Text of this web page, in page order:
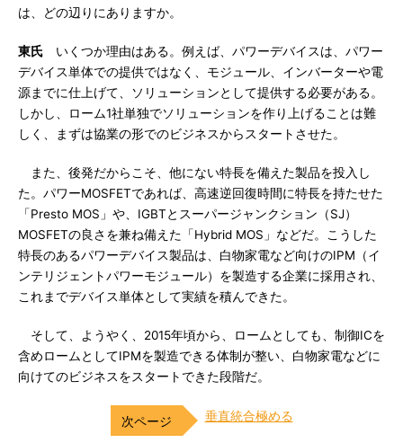
は、どの辺りにありますか。
東氏 いくつか理由はある。例えば、パワーデバイスは、パワー
デバイス単体での提供ではなく、モジュール、インバーターや電
源までに仕上げて、ソリューションとして提供する必要がある。
しかし、ローム1社単独でソリューションを作り上げることは難
しく、まずは協業の形でのビジネスからスタートさせた。
また、後発だからこそ、他にない特長を備えた製品を投入し
た。パワーMOSFETであれば、高速逆回復時間に特長を持たせた
「Presto MOS」や、IGBTとスーパージャンクション（SJ）
MOSFETの良さを兼ね備えた「Hybrid MOS」などだ。こうした
特長のあるパワーデバイス製品は、白物家電など向けのIPM（イ
ンテリジェントパワーモジュール）を製造する企業に採用され、
これまでデバイス単体として実績を積んできた。
そして、ようやく、2015年頃から、ロームとしても、制御ICを
含めロームとしてIPMを製造できる体制が整い、白物家電などに
向けてのビジネスをスタートできた段階だ。
垂直統合極める